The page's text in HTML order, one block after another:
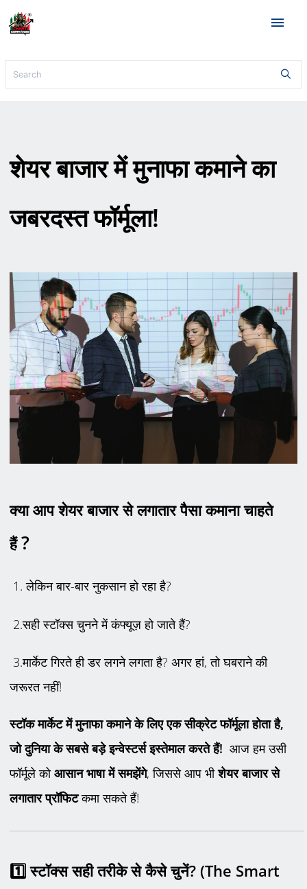
menu
शेयर बाजार में मुनाफा कमाने का
जबरदस्त फॉर्मूला!
क्या आप शेयर बाजार से लगातार पैसा कमाना चाहते
हैं?
1. लेकिन बार-बार नुकसान हो रहा है?
2.सही स्टॉक्स चुनने में कंफ्यूज़ हो जाते हैं?
3.मार्केट गिरते ही डर लगने लगता है? अगर हां, तो घबराने की
जरूरत नहीं!
स्टॉक मार्केट में मुनाफा कमाने के लिए एक सीक्रेट फॉर्मूला होता है,
जो दुनिया के सबसे बड़े इन्वेस्टर्स इस्तेमाल करते हैं! आज हम उसी
फॉर्मूले कोआसान भाषा में समझेंगे, जिससे आप भीशेयर बाजार से
लगातार प्रॉफिटकमा सकते हैं!
1️ स्टॉक्स सही तरीके से कैसे चुनें? (The Smart